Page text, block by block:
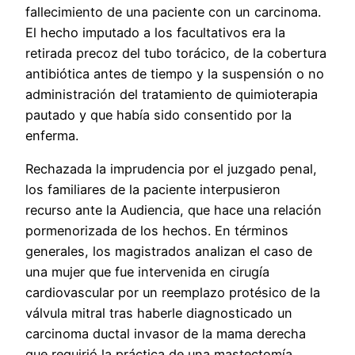
fallecimiento de una paciente con un carcinoma.
El hecho imputado a los facultativos era la
retirada precoz del tubo torácico, de la cobertura
antibiótica antes de tiempo y la suspensión o no
administración del tratamiento de quimioterapia
pautado y que había sido consentido por la
enferma.
Rechazada la imprudencia por el juzgado penal,
los familiares de la paciente interpusieron
recurso ante la Audiencia, que hace una relación
pormenorizada de los hechos. En términos
generales, los magistrados analizan el caso de
una mujer que fue intervenida en cirugía
cardiovascular por un reemplazo protésico de la
válvula mitral tras haberle diagnosticado un
carcinoma ductal invasor de la mama derecha